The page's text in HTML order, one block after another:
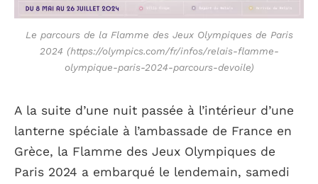
Le parcours de la Flamme des Jeux Olympiques de Paris
2024 (https://olympics.com/fr/infos/relais-flamme-
olympique-paris-2024-parcours-devoile)
A la suite d’une nuit passée à l’intérieur d’une
lanterne spéciale à l’ambassade de France en
Grèce, la Flamme des Jeux Olympiques de
Paris 2024 a embarqué le lendemain, samedi